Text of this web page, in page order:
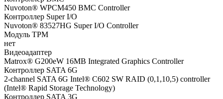
Nuvoton® WPCM450 BMC Controller
Контроллер Super I/O
Nuvoton® 83527HG Super I/O Controller
Модуль TPM
нет
Видеоадаптер
Matrox® G200eW 16MB Integrated Graphics Controller
Контроллер SATA 6G
2-channel SATA 6G Intel® C602 SW RAID (0,1,10,5) controller
(Intel® Rapid Storage Technology)
Контроллер SATA 3G